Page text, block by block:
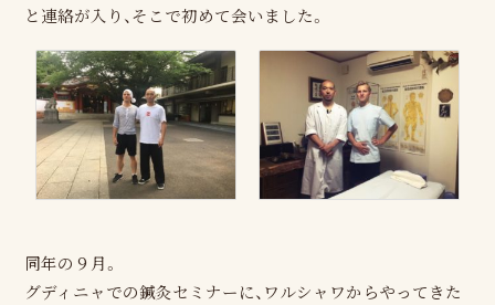
と連絡が入り、そこで初めて会いました。
同年の９月。
グディニャでの鍼灸セミナーに、ワルシャワからやってきた